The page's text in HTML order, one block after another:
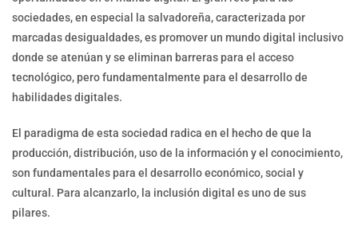
sociedades, en especial la salvadoreña, caracterizada por
marcadas desigualdades, es promover un mundo digital inclusivo
donde se atenúan y se eliminan barreras para el acceso
tecnológico, pero fundamentalmente para el desarrollo de
habilidades digitales.
El paradigma de esta sociedad radica en el hecho de que la
producción, distribución, uso de la información y el conocimiento,
son fundamentales para el desarrollo económico, social y
cultural. Para alcanzarlo, la inclusión digital es uno de sus
pilares.